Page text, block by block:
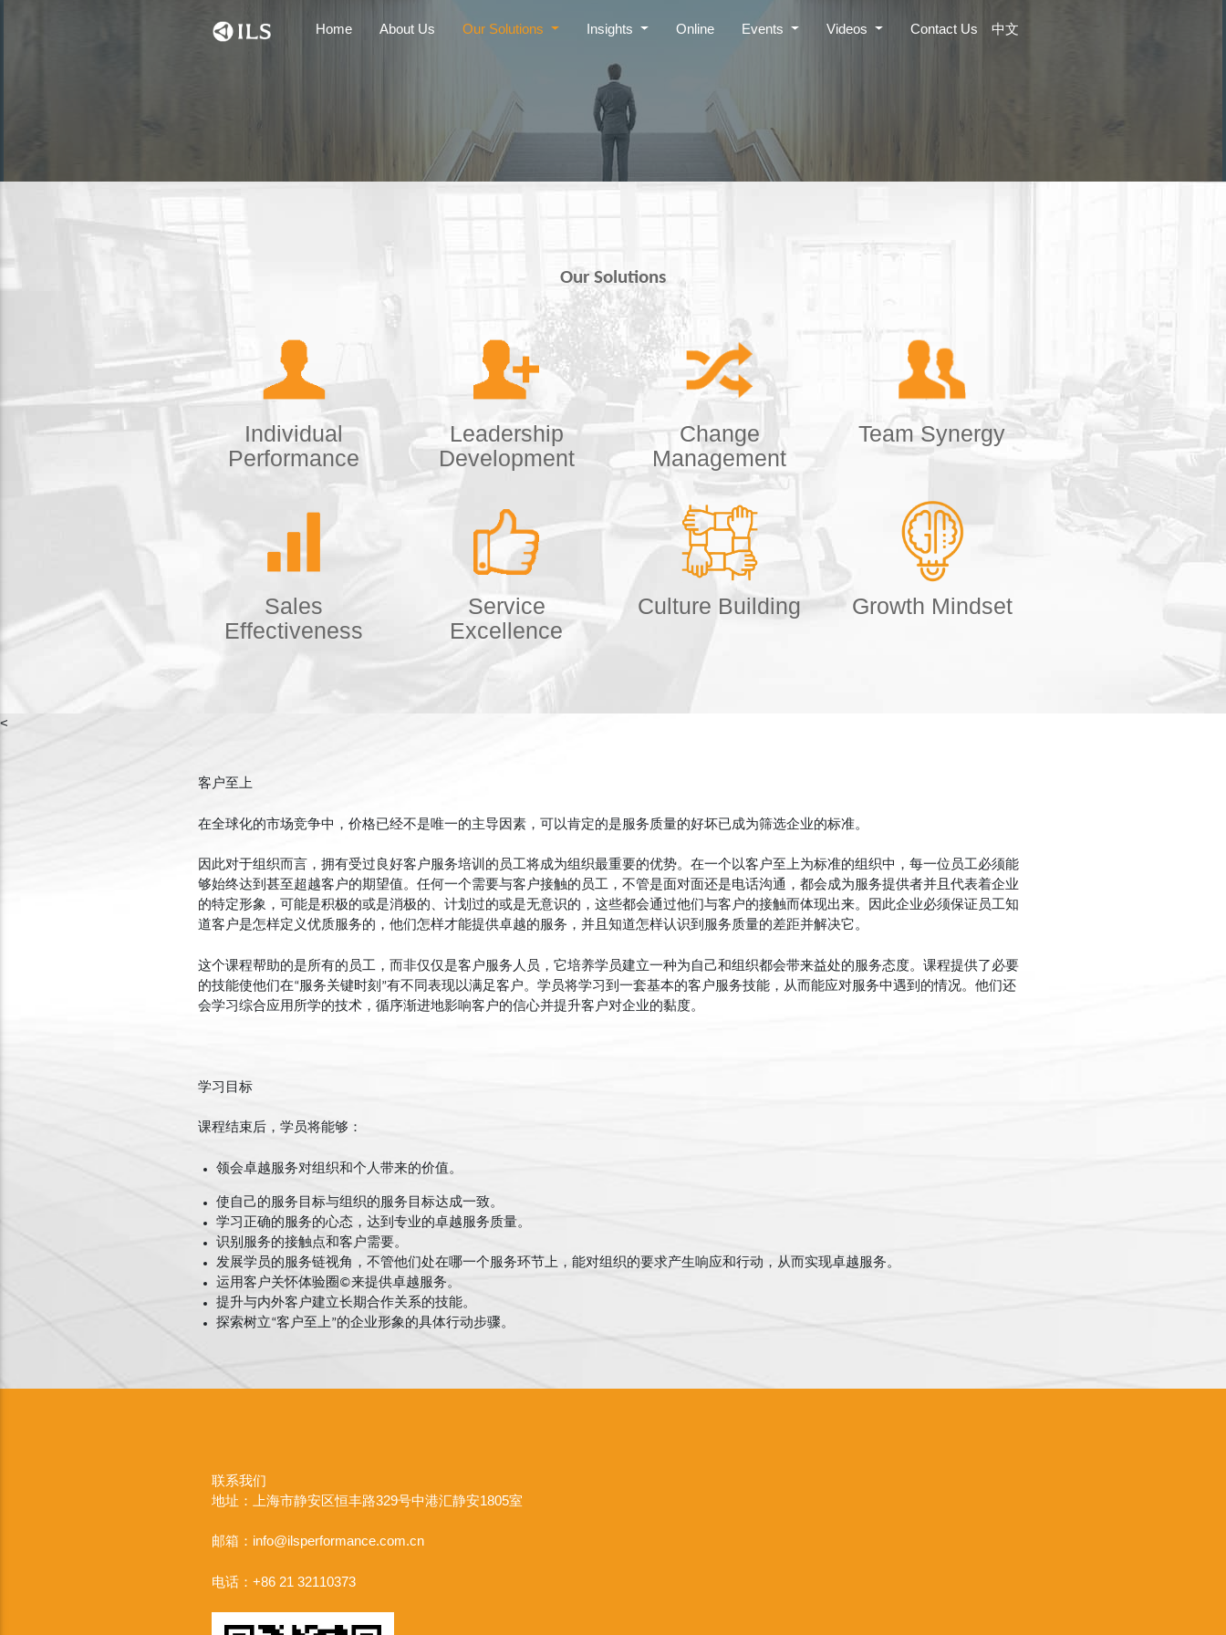
中文
Home About Us Our Solutions Insights Online Events Videos Contact Us
Our Solutions
Individual
Performance
Leadership
Development
Change
Management
Team Synergy
Sales
Effectiveness
Service
Excellence
Culture Building Growth Mindset
<
客户至上
在全球化的市场竞争中，价格已经不是唯一的主导因素，可以肯定的是服务质量的好坏已成为筛选企业的标准。
因此对于组织而言，拥有受过良好客户服务培训的员工将成为组织最重要的优势。在一个以客户至上为标准的组织中，每一位员工必须能
够始终达到甚至超越客户的期望值。任何一个需要与客户接触的员工，不管是面对面还是电话沟通，都会成为服务提供者并且代表着企业
的特定形象，可能是积极的或是消极的、计划过的或是无意识的，这些都会通过他们与客户的接触而体现出来。因此企业必须保证员工知
道客户是怎样定义优质服务的，他们怎样才能提供卓越的服务，并且知道怎样认识到服务质量的差距并解决它。
这个课程帮助的是所有的员工，而非仅仅是客户服务人员，它培养学员建立一种为自己和组织都会带来益处的服务态度。课程提供了必要
的技能使他们在“服务关键时刻”有不同表现以满足客户。学员将学习到一套基本的客户服务技能，从而能应对服务中遇到的情况。他们还
会学习综合应用所学的技术，循序渐进地影响客户的信心并提升客户对企业的黏度。
学习目标
课程结束后，学员将能够：
领会卓越服务对组织和个人带来的价值。
使自己的服务目标与组织的服务目标达成一致。
学习正确的服务的心态，达到专业的卓越服务质量。
识别服务的接触点和客户需要。
发展学员的服务链视角，不管他们处在哪一个服务环节上，能对组织的要求产生响应和行动，从而实现卓越服务。
运用客户关怀体验圈©来提供卓越服务。
提升与内外客户建立长期合作关系的技能。
探索树立“客户至上”的企业形象的具体行动步骤。
联系我们
地址：上海市静安区恒丰路329号中港汇静安1805室
邮箱：info@ilsperformance.com.cn
电话：+86 21 32110373